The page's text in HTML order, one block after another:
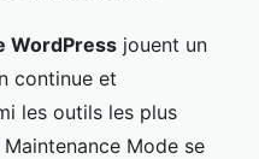
WordPress jouent un
continue et
les outils les plus
Mode se